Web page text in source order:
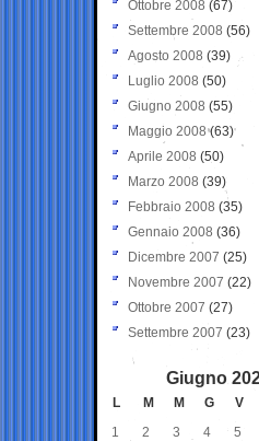
Ottobre 2008 (67)
Settembre 2008 (56)
Agosto 2008 (39)
Luglio 2008 (50)
Giugno 2008 (55)
Maggio 2008(63)
Aprile 2008 (50)
Marzo 2008 (39)
Febbraio 2008 (35)
Gennaio 2008 (36)
Dicembre 2007 (25)
Novembre 2007 (22)
Ottobre 2007 (27)
Settembre 2007 (23)
Giugno
L M M G V
1
2 3 4 5